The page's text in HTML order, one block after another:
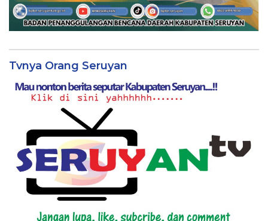
Tvnya Orang Seruyan